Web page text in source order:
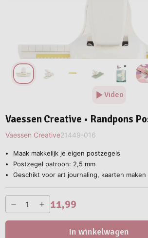
Video
Vaessen Creative • Randpons
Vaessen Creative21449-016
Maak makkelijk je eigen postzegels
Postzegel patroon: 2,5 mm
Geschikt voor art journaling, kaarten
11,99
In winkelwagen